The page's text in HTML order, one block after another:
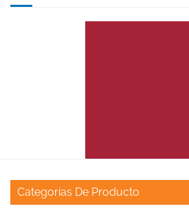
Categorías De Producto